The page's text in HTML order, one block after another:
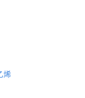
烯